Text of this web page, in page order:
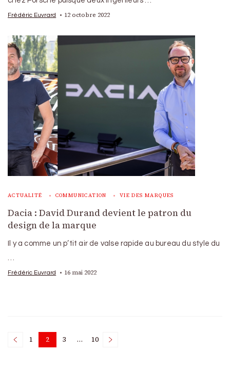
Frédéric Euvrard 12 octobre 2022
ACTUALITÉ COMMUNICATION VIE DES MARQUES
Dacia : David Durand devient le patron du
design de la marque
Il y a comme un p’tit air de valse rapide au bureau du style du
Frédéric Euvrard 16 mai 2022
Posts
Page
1 Page
2 Page
3 … Page
10